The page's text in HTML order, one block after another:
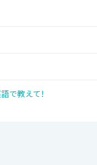
で教えて!